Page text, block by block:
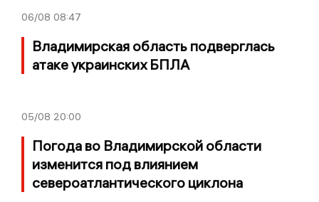
06/08 08:47
Владимирская область подверглась
атаке украинских БПЛА
05/08 20:00
Погода во Владимирской области
изменится под влиянием
североатлантического циклона